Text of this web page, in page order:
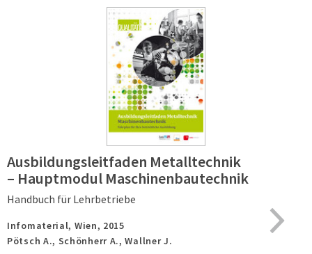
Ausbildungsleitfaden Metalltechnik
– Hauptmodul Maschinenbautechnik
Handbuch für Lehrbetriebe
Infomaterial, Wien, 2015
Pötsch A., Schönherr A., Wallner J.